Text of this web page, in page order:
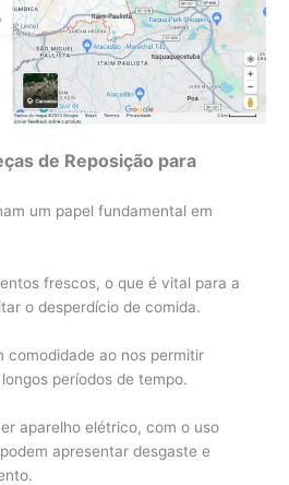
de Reposição para
um papel fundamental em
frescos, o que é vital para a
o desperdício de comida.
comodidade ao nos permitir
períodos de tempo.
aparelho elétrico, com o uso
apresentar desgaste e